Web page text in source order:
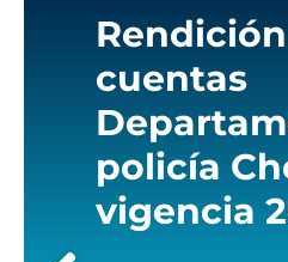
cuentas
policía
vigencia